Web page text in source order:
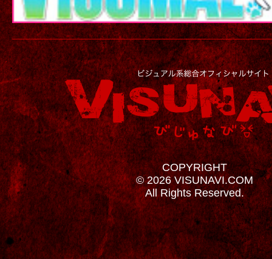
COPYRIGHT
© 2026 VISUNAVI.COM
All Rights Reserved.